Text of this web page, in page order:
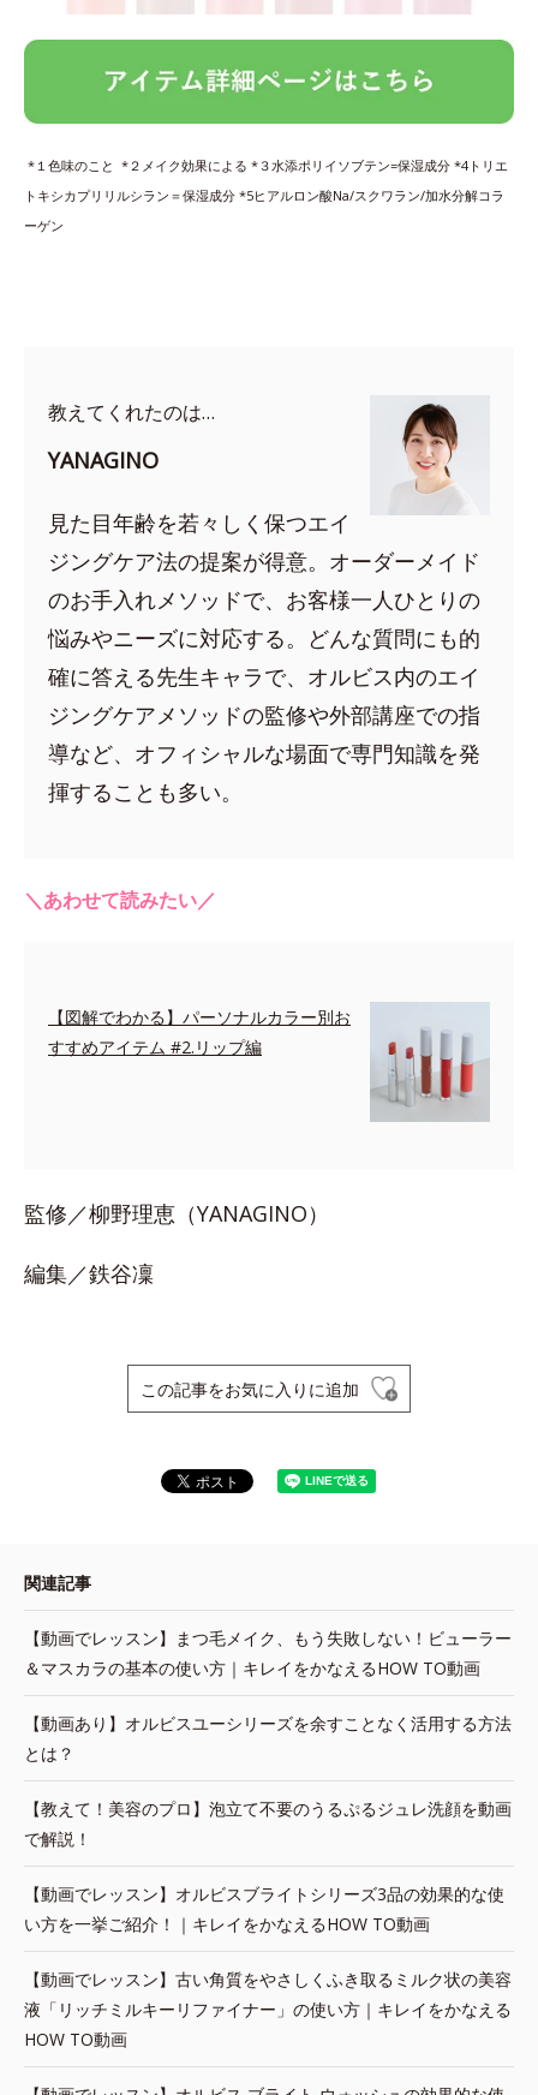
*１色味のこと *２メイク効果による *３水添ポリイソブテン=保湿成分 *4トリエ
トキシカプリリルシラン＝保湿成分 *5ヒアルロン酸Na/スクワラン/加水分解コラ
ーゲン
教えてくれたのは…
YANAGINO
見た目年齢を若々しく保つエイ
ジングケア法の提案が得意。オーダーメイド
のお手入れメソッドで、お客様一人ひとりの
悩みやニーズに対応する。どんな質問にも的
確に答える先生キャラで、オルビス内のエイ
ジングケアメソッドの監修や外部講座での指
導など、オフィシャルな場面で専門知識を発
揮することも多い。
＼あわせて読みたい／
【図解でわかる】パーソナルカラー別お
すすめアイテム #2.リップ編
監修／柳野理恵（YANAGINO）
編集／鉄谷凜
この記事をお気に入りに追加
関連記事
【動画でレッスン】まつ毛メイク、もう失敗しない！ビューラー
＆マスカラの基本の使い方｜キレイをかなえるHOW TO動画
【動画あり】オルビスユーシリーズを余すことなく活用する方法
とは？
【教えて！美容のプロ】泡立て不要のうるぷるジュレ洗顔を動画
で解説！
【動画でレッスン】オルビスブライトシリーズ3品の効果的な使
い方を一挙ご紹介！｜キレイをかなえるHOW TO動画
【動画でレッスン】古い角質をやさしくふき取るミルク状の美容
液「リッチミルキーリファイナー」の使い方｜キレイをかなえる
HOW TO動画